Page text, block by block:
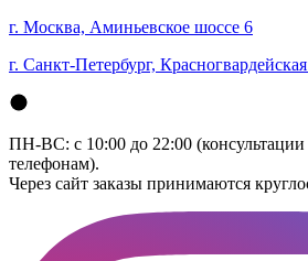
г. Москва, Аминьевское шоссе 6
г. Санкт-Петербург,
ПН-ВС: с 10:00 до 22:00 (консультации
телефонам).
Через сайт заказы принимаются